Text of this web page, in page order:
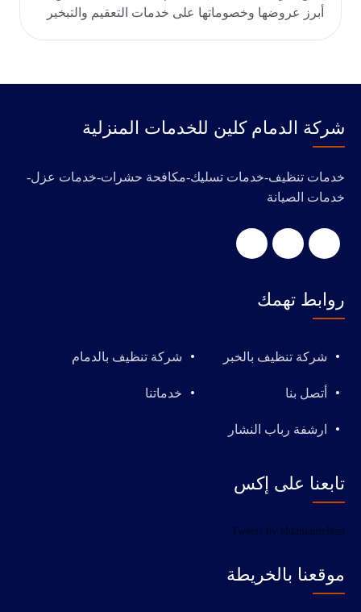
أبرز عروضها وخصوماتها على خدمات التعقيم والتبخير
‭‬شركة الدمام كلين للخدمات المنزلية
خدمات تنظيف-خدمات تسليك-مكافحة حشرات-خدمات عزل-
خدمات الصيانة
روابط تهمك
شركة تنظيف بالخبر شركة تنظيف بالدمام
أتصل بنا خدماتنا
ارشفة رباب النشار
تابعنا على إكس
Tweets by eldamamclean
موقعنا بالخريطة